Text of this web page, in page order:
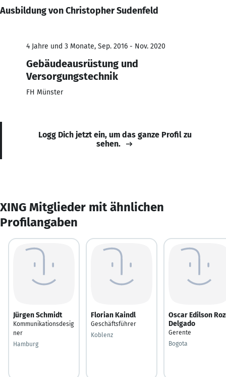
Ausbildung von Christopher Sudenfeld
4 Jahre und 3 Monate, Sep. 2016 - Nov. 2020
Gebäudeausrüstung und
Versorgungstechnik
FH Münster
Logg Dich jetzt ein, um das ganze Profil zu
sehen.
XING Mitglieder mit ähnlichen
Profilangaben
Jürgen Schmidt
Kommunikationsdesig
ner
Hamburg
Florian Kaindl
Geschäftsführer
Koblenz
Oscar Edilson
Delgado
Gerente
Bogota